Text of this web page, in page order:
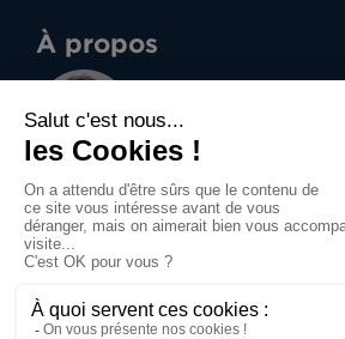
À propos
Jean-Charles
Dirigeant de
Professionnel du management
contract management, aide à la
décisions.
Accueil
Mentions